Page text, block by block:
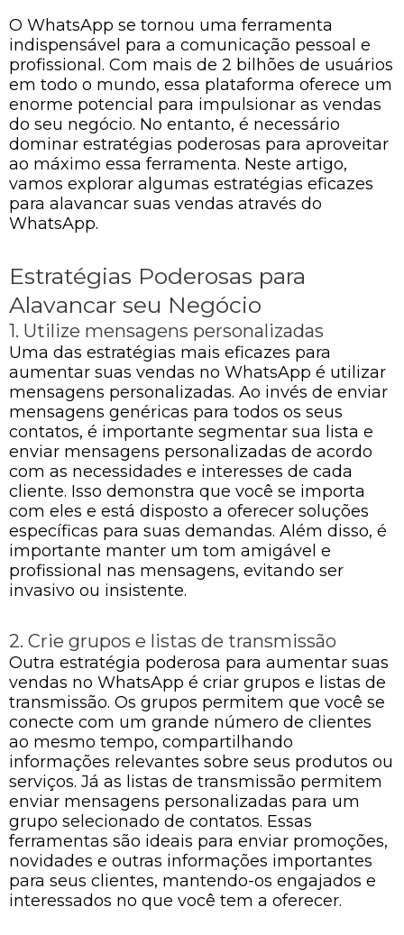
O WhatsApp se tornou uma ferramenta
indispensável para a comunicação pessoal e
profissional. Com mais de 2 bilhões de usuários
em todo o mundo, essa plataforma oferece um
enorme potencial para impulsionar as vendas
do seu negócio. No entanto, é necessário
dominar estratégias poderosas para aproveitar
ao máximo essa ferramenta. Neste artigo,
vamos explorar algumas estratégias eficazes
para alavancar suas vendas através do
WhatsApp.
Estratégias Poderosas para
Alavancar seu Negócio
1. Utilize mensagens personalizadas
Uma das estratégias mais eficazes para
aumentar suas vendas no WhatsApp é utilizar
mensagens personalizadas. Ao invés de enviar
mensagens genéricas para todos os seus
contatos, é importante segmentar sua lista e
enviar mensagens personalizadas de acordo
com as necessidades e interesses de cada
cliente. Isso demonstra que você se importa
com eles e está disposto a oferecer soluções
específicas para suas demandas. Além disso, é
importante manter um tom amigável e
profissional nas mensagens, evitando ser
invasivo ou insistente.
2. Crie grupos e listas de transmissão
Outra estratégia poderosa para aumentar suas
vendas no WhatsApp é criar grupos e listas de
transmissão. Os grupos permitem que você se
conecte com um grande número de clientes
ao mesmo tempo, compartilhando
informações relevantes sobre seus produtos ou
serviços. Já as listas de transmissão permitem
enviar mensagens personalizadas para um
grupo selecionado de contatos. Essas
ferramentas são ideais para enviar promoções,
novidades e outras informações importantes
para seus clientes, mantendo-os engajados e
interessados no que você tem a oferecer.